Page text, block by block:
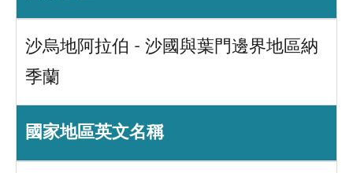
沙烏地阿拉伯 - 沙國與葉門邊界地區納
季蘭
國家地區英文名稱